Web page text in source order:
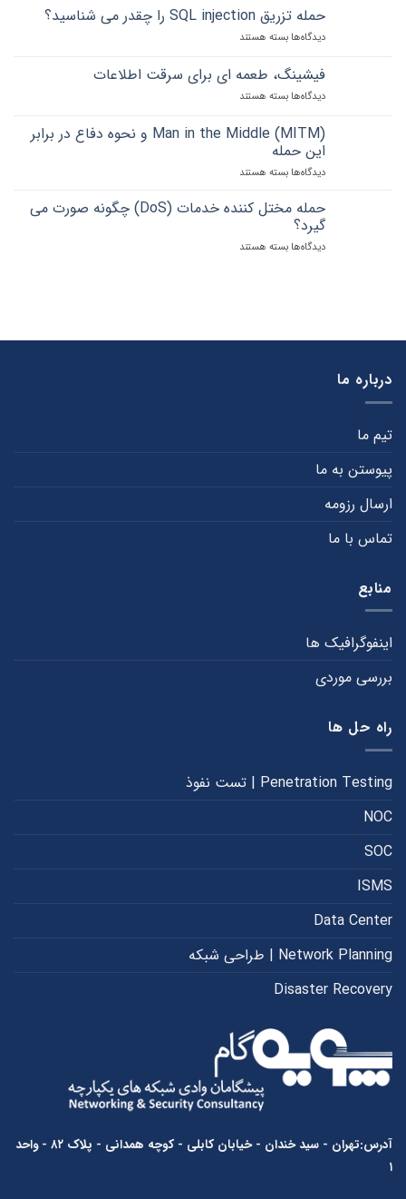
رمز
عبور
و
که
رعایت
حمله تزریق SQL injection را چقدر می شناسید؟
دیدگاه‌ها برای
تزریق
SQL
injection
چقدر
می
شناسید؟
بسته هستند
فیشینگ، طعمه ای برای سرقت اطلاعات
دیدگاه‌ها برای
طعمه
ای
برای
سرقت
بسته هستند
Man in the Middle (MITM) و نحوه دفاع در برابر
این حمله
دیدگاه‌ها برای
in
(MITM)
این
بسته هستند
حمله مختل کننده خدمات (DoS) چگونه صورت می
گیرد؟
دیدگاه‌ها برای
چگونه
بسته هستند
درباره ما
تیم ما
پیوستن به ما
ارسال رزومه
تماس با ما
منابع
اینفوگرافیک ها
بررسی موردی
راه حل ها
Penetration Testing | تست نفوذ
NOC
SOC
ISMS
Data Center
Network Planning | طراحی شبکه
Disaster Recovery
آدرس:تهران - سید خندان - خیابان کابلی - کوچه همدانی - پلاک ۸۲ - واحد
۱